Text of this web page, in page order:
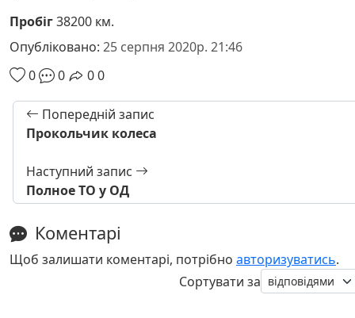
Пробіг38200 км.
Опубліковано: 25 серпня 2020р. 21:46
0
0 00
Попередній запис
Прокольчик колеса
Наступний запис
Полное ТО у ОД
Коментарі
Щоб залишати коментарі, потрібно авторизуватись.
Сортувати за